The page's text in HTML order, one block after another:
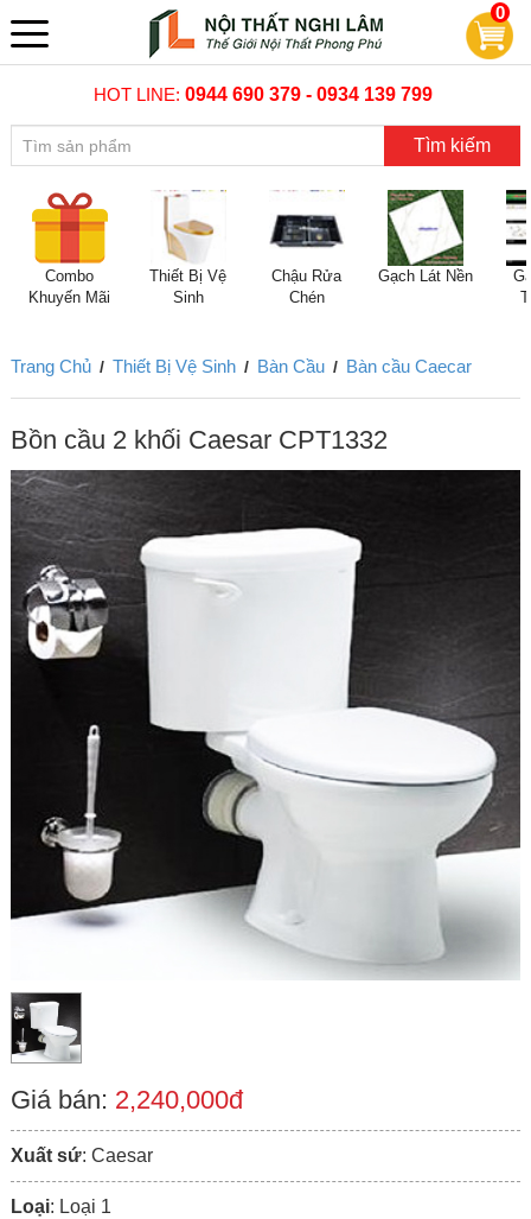
0
HOT LINE:0944 690 379 - 0934 139 799
Tìm kiếm
Combo
Khuyến Mãi
Thiết Bị Vệ
Sinh
Chậu Rửa
Chén
Gạch Lát Nền
Trang Chủ / Thiết Bị Vệ Sinh / Bàn Cầu / Bàn cầu Caecar
Bồn cầu 2 khối Caesar CPT1332
Giá bán: 2,240,000đ
Xuất sứ: Caesar
Loại: Loại 1